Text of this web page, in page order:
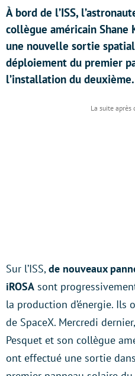
À bord de l’ISS,
collègue américain
une nouvelle sortie
déploiement du premier
l’installation du deuxième.
Sur l’ISS,de nouveaux
iROSA sont
la production d’énergie. Ils
de SpaceX. Mercredi
Pesquet et son collègue
ont effectué une sortie